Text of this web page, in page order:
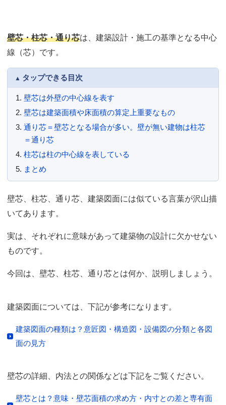
壁芯・柱芯・通り芯は、建築設計・施工の基準となる中心
線（芯）です。
タップできる目次
壁芯は外壁の中心線を表す
壁芯は建築面積や床面積の算定上重要なもの
通り芯＝壁芯となる場合が多い。壁が無い建物は柱芯
＝通り芯
柱芯は柱の中心線を表している
まとめ
壁芯、柱芯、通り芯、建築図面には似ている言葉が沢山描
いてあります。
実は、それぞれに意味があって建築物の設計に欠かせない
ものです。
今回は、壁芯、柱芯、通り芯とは何か、説明しましょう。
建築図面については、下記が参考になります。
建築図面の種類は？意匠図・構造図・設備図の分類と各図
面の見方
壁芯の詳細、内法との関係などは下記をご覧ください。
壁芯とは？意味・壁芯面積の求め方・内寸との差と専有面